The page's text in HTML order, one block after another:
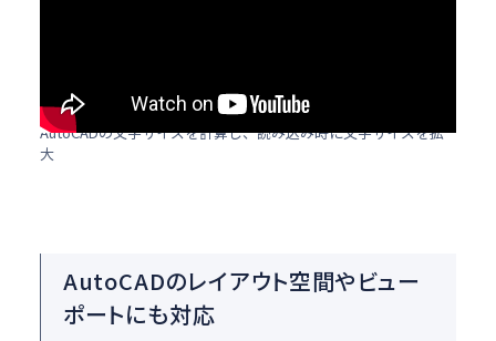
AutoCADの文字サイズを計算し、読み込み時に文字サイズを拡
大
AutoCADのレイアウト空間やビュー
ポートにも対応